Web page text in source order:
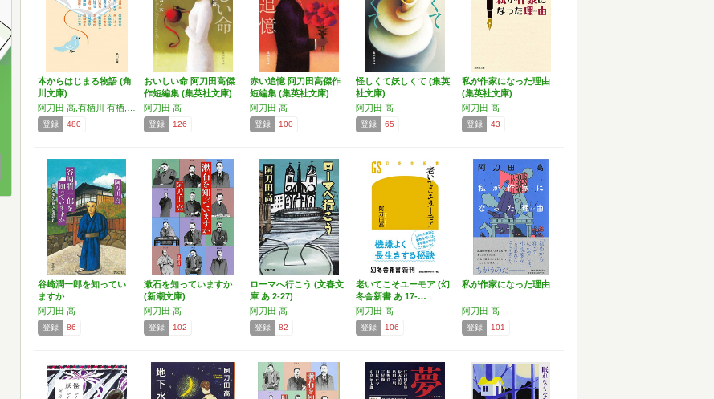
本からはじまる物語 (角
川文庫)
登録 480
おいしい命 阿刀田高傑
作短編集 (集英社文庫)
阿刀田 高
登録 126
赤い追憶 阿刀田高傑作
短編集 (集英社文庫)
阿刀田 高
登録 100
怪しくて妖しくて (集英
社文庫)
阿刀田 高
登録 65
私が作家になった理由
(集英社文庫)
阿刀田 高
登録 43
谷崎潤一郎を知ってい
ますか
阿刀田 高
登録 86
漱石を知っていますか
(新潮文庫)
阿刀田 高
登録 102
ローマへ行こう (文春文
庫 あ 2-27)
阿刀田 高
登録 82
老いてこそユーモア (幻
冬舎新書 あ 17-…
阿刀田 高
登録 106
私が作家になった理由
阿刀田 高
登録 101